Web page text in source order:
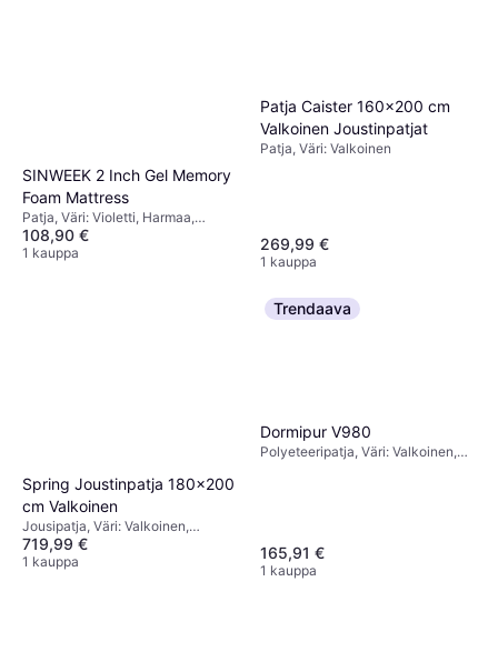
SINWEEK 2 Inch Gel Memory
Foam Mattress
Patja, Väri: Violetti, Harmaa,
Ruskea, Täyttö: Muistivaahto,
Patjan Paksuus: 20.2 cm
108,90 €
1 kauppa
Patja Caister 160x200 cm
Valkoinen Joustinpatjat
Patja, Väri: Valkoinen
269,99 €
1 kauppa
Spring Joustinpatja 180x200
cm Valkoinen
Jousipatja, Väri: Valkoinen,
Jäykkyys: Keskitasoinen
719,99 €
1 kauppa
Trendaava
Dormipur V980
Polyeteeripatja, Väri: Valkoinen,
165,91 €
1 kauppa